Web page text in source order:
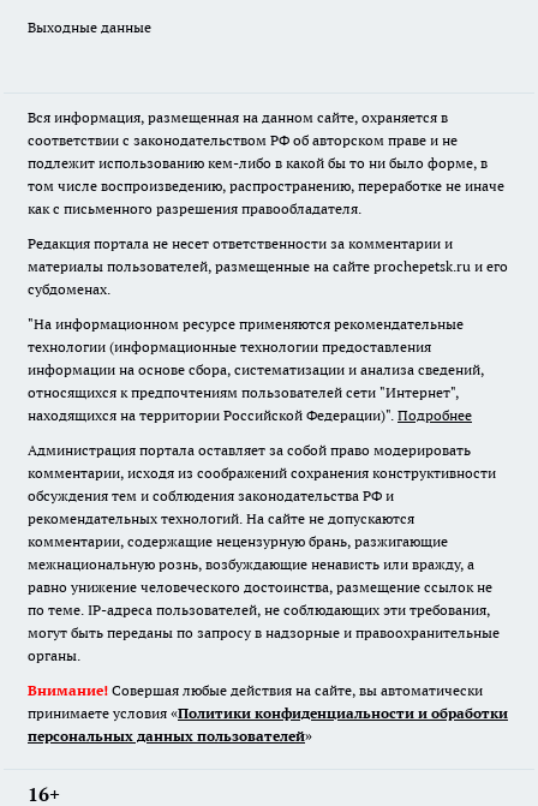
Выходные данные
Вся информация, размещенная на данном сайте, охраняется в
соответствии с законодательством РФ об авторском праве и не
подлежит использованию кем-либо в какой бы то ни было форме, в
том числе воспроизведению, распространению, переработке не иначе
как с письменного разрешения правообладателя.
Редакция портала не несет ответственности за комментарии и
материалы пользователей, размещенные на сайте prochepetsk.ru и его
субдоменах.
"На информационном ресурсе применяются рекомендательные
технологии (информационные технологии предоставления
информации на основе сбора, систематизации и анализа сведений,
относящихся к предпочтениям пользователей сети "Интернет",
находящихся на территории Российской Федерации)". Подробнее
Администрация портала оставляет за собой право модерировать
комментарии, исходя из соображений сохранения конструктивности
обсуждения тем и соблюдения законодательства РФ и
рекомендательных технологий. На сайте не допускаются
комментарии, содержащие нецензурную брань, разжигающие
межнациональную рознь, возбуждающие ненависть или вражду, а
равно унижение человеческого достоинства, размещение ссылок не
по теме. IP-адреса пользователей, не соблюдающих эти требования,
могут быть переданы по запросу в надзорные и правоохранительные
органы.
Внимание! Совершая любые действия на сайте, вы автоматически
принимаете условия «Политики конфиденциальности и обработки
персональных данных пользователей»
16+